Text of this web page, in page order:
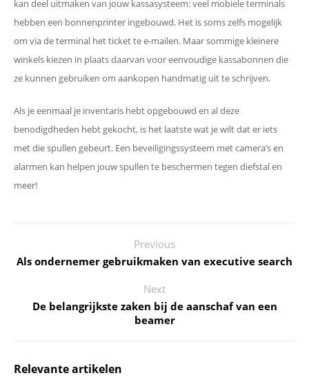
kan deel uitmaken van jouw kassasysteem: veel mobiele terminals
hebben een bonnenprinter ingebouwd. Het is soms zelfs mogelijk
om via de terminal het ticket te e-mailen. Maar sommige kleinere
winkels kiezen in plaats daarvan voor eenvoudige kassabonnen die
ze kunnen gebruiken om aankopen handmatig uit te schrijven.
Als je eenmaal je inventaris hebt opgebouwd en al deze
benodigdheden hebt gekocht, is het laatste wat je wilt dat er iets
met die spullen gebeurt. Een beveiligingssysteem met camera’s en
alarmen kan helpen jouw spullen te beschermen tegen diefstal en
meer!
Previous
Als ondernemer gebruikmaken van executive search
Next
De belangrijkste zaken bij de aanschaf van een
beamer
Relevante artikelen